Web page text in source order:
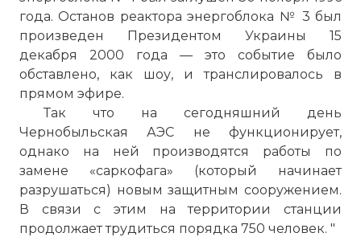
года. Останов реактора энергоблока № 3 был
произведен Президентом Украины 15
декабря 2000 года — это событие было
обставлено, как шоу, и транслировалось в
прямом эфире.
Так что на сегодняшний день
Чернобыльская АЭС не функционирует,
однако на ней производятся работы по
замене «саркофага» (который начинает
разрушаться) новым защитным сооружением.
В связи с этим на территории станции
продолжает трудиться порядка 750 человек. "